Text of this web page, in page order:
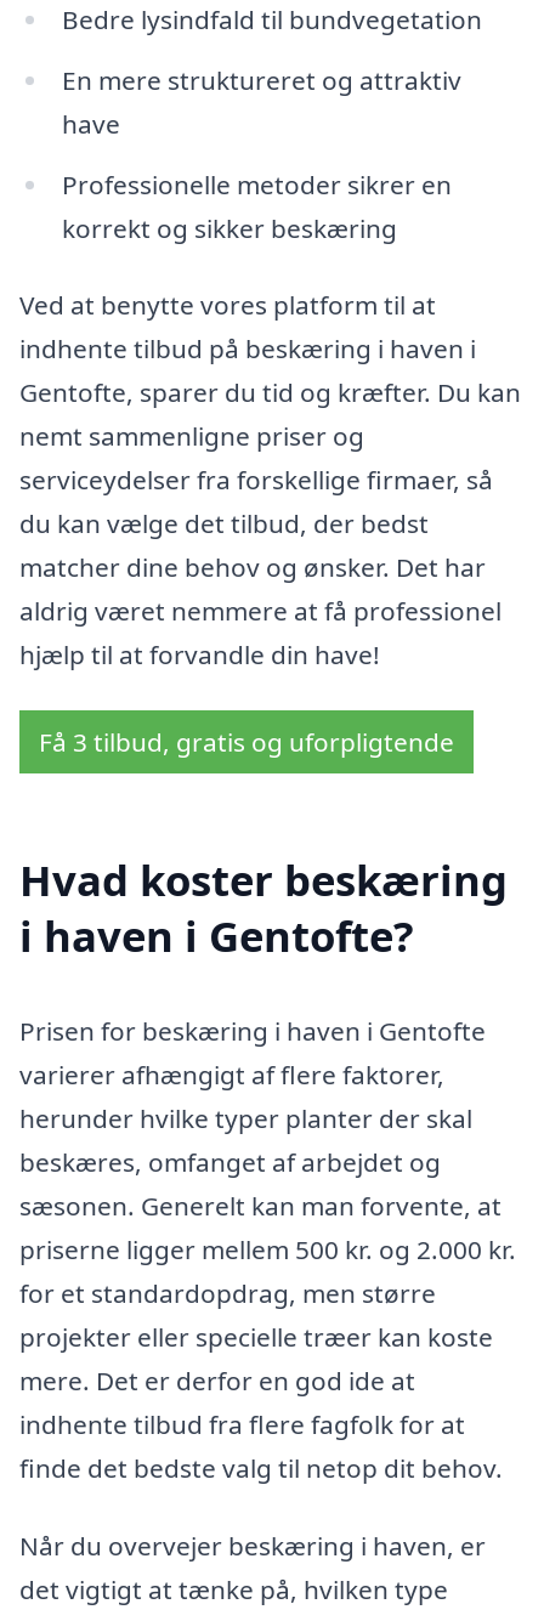
Bedre lysindfald til bundvegetation
En mere struktureret og attraktiv
have
Professionelle metoder sikrer en
korrekt og sikker beskæring
Ved at benytte vores platform til at
indhente tilbud på beskæring i haven i
Gentofte, sparer du tid og kræfter. Du kan
nemt sammenligne priser og
serviceydelser fra forskellige firmaer, så
du kan vælge det tilbud, der bedst
matcher dine behov og ønsker. Det har
aldrig været nemmere at få professionel
hjælp til at forvandle din have!
Få 3 tilbud, gratis og uforpligtende
Hvad koster beskæring
i haven i Gentofte?
Prisen for beskæring i haven i Gentofte
varierer afhængigt af flere faktorer,
herunder hvilke typer planter der skal
beskæres, omfanget af arbejdet og
sæsonen. Generelt kan man forvente, at
priserne ligger mellem 500 kr. og 2.000 kr.
for et standardopdrag, men større
projekter eller specielle træer kan koste
mere. Det er derfor en god ide at
indhente tilbud fra flere fagfolk for at
finde det bedste valg til netop dit behov.
Når du overvejer beskæring i haven, er
det vigtigt at tænke på, hvilken type